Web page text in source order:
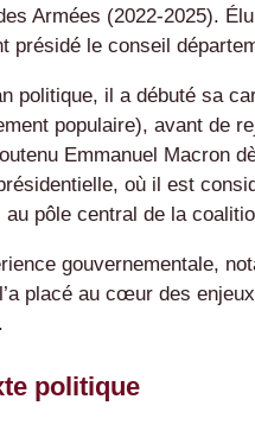
Armées (2022-2025).
présidé le conseil
politique, il a débuté sa
populaire), avant de
Emmanuel Macron
où il est
au pôle central de la
gouvernementale,
placé au cœur des
politique